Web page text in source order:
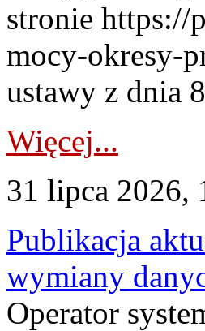
stronie https://
mocy-okresy-
ustawy z dnia
Więcej...
31 lipca 2026,
Publikacja
wymiany
Operator